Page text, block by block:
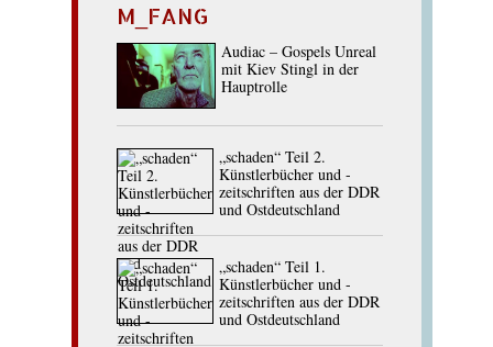
M_FANG
Audiac – Gospels Unreal
mit Kiev Stingl in der
Hauptrolle
„schaden“ Teil 2.
Künstlerbücher und -
zeitschriften aus der DDR
und Ostdeutschland
„schaden“ Teil 1.
Künstlerbücher und -
zeitschriften aus der DDR
und Ostdeutschland